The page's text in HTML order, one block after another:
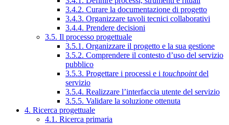
3.4.2. Curare la documentazione di progetto
3.4.3. Organizzare tavoli tecnici collaborativi
3.4.4. Prendere decisioni
3.5. Il processo progettuale
3.5.1. Organizzare il progetto e la sua gestione
3.5.2. Comprendere il contesto d’uso del servizio
pubblico
3.5.3. Progettare i processi e i touchpointdel
servizio
3.5.4. Realizzare l’interfaccia utente del servizio
3.5.5. Validare la soluzione ottenuta
4. Ricerca progettuale
4.1. Ricerca primaria